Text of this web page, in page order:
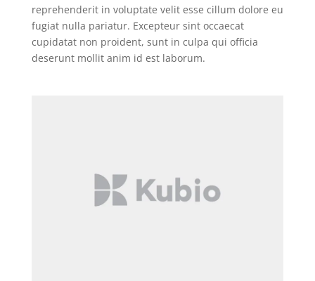
reprehenderit in voluptate velit esse cillum dolore eu
fugiat nulla pariatur. Excepteur sint occaecat
cupidatat non proident, sunt in culpa qui officia
deserunt mollit anim id est laborum.